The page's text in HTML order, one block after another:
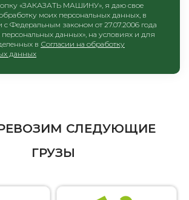
«ЗАКАЗАТЬ МАШИНУ», я даю свое
моих персональных данных, в
с Федеральным законом от 27.07.2006 года
данных», на условиях и для
в Согласии на обработку
данных
СЛЕДУЮЩИЕ
ГРУЗЫ